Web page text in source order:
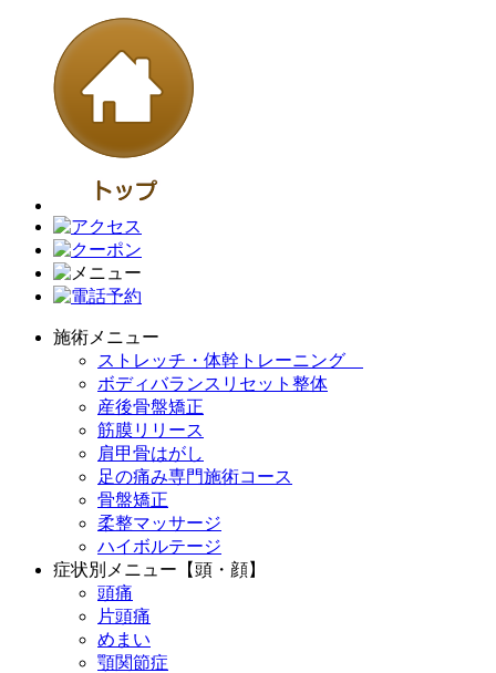
施術メニュー
ストレッチ・体幹トレーニング
ボディバランスリセット整体
産後骨盤矯正
筋膜リリース
肩甲骨はがし
足の痛み専門施術コース
骨盤矯正
柔整マッサージ
ハイボルテージ
症状別メニュー【頭・顔】
頭痛
片頭痛
めまい
顎関節症